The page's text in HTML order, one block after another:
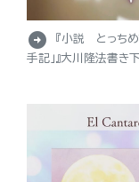
arrow_circle_right
『小説 とっちめ
手記」』大川隆法書き